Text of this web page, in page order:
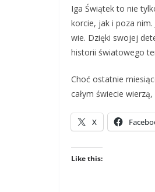
Iga Świątek to nie
korcie, jak i poza
wie. Dzięki swojej
historii światowego
Choć ostatnie
całym świecie
X
Like this: